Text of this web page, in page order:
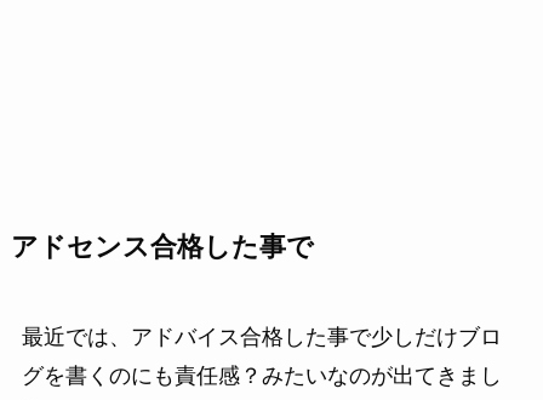
アドセンス合格した事で
最近では、アドバイス合格した事で少しだけブロ
グを書くのにも責任感？みたいなのが出てきまし